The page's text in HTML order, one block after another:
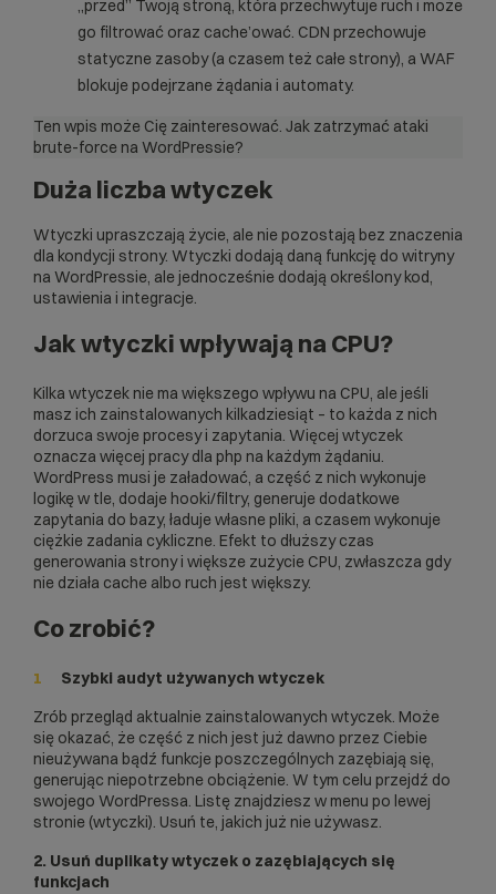
„przed” Twoją stroną, która przechwytuje ruch i może
go filtrować oraz cache’ować. CDN przechowuje
statyczne zasoby (a czasem też całe strony), a WAF
blokuje podejrzane żądania i automaty.
Ten wpis może Cię zainteresować. Jak zatrzymać ataki
brute-force na WordPressie?
Duża liczba wtyczek
Wtyczki upraszczają życie, ale nie pozostają bez znaczenia
dla kondycji strony. Wtyczki dodają daną funkcję do witryny
na WordPressie, ale jednocześnie dodają określony kod,
ustawienia i integracje.
Jak wtyczki wpływają na CPU?
Kilka wtyczek nie ma większego wpływu na CPU, ale jeśli
masz ich zainstalowanych kilkadziesiąt – to każda z nich
dorzuca swoje procesy i zapytania. Więcej wtyczek
oznacza więcej pracy dla php na każdym żądaniu.
WordPress musi je załadować, a część z nich wykonuje
logikę w tle, dodaje hooki/filtry, generuje dodatkowe
zapytania do bazy, ładuje własne pliki, a czasem wykonuje
ciężkie zadania cykliczne. Efekt to dłuższy czas
generowania strony i większe zużycie CPU, zwłaszcza gdy
nie działa cache albo ruch jest większy.
Co zrobić?
Szybki audyt używanych wtyczek
Zrób przegląd aktualnie zainstalowanych wtyczek. Może
się okazać, że część z nich jest już dawno przez Ciebie
nieużywana bądź funkcje poszczególnych zazębiają się,
generując niepotrzebne obciążenie. W tym celu przejdź do
swojego WordPressa. Listę znajdziesz w menu po lewej
stronie (wtyczki). Usuń te, jakich już nie używasz.
2. Usuń duplikaty wtyczek o zazębiających się
funkcjach